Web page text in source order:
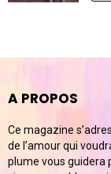
A PROPOS
Ce magazine
de l’amour qui
plume vous guidera